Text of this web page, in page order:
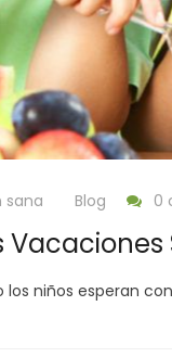
sana Blog 0
niños esperan